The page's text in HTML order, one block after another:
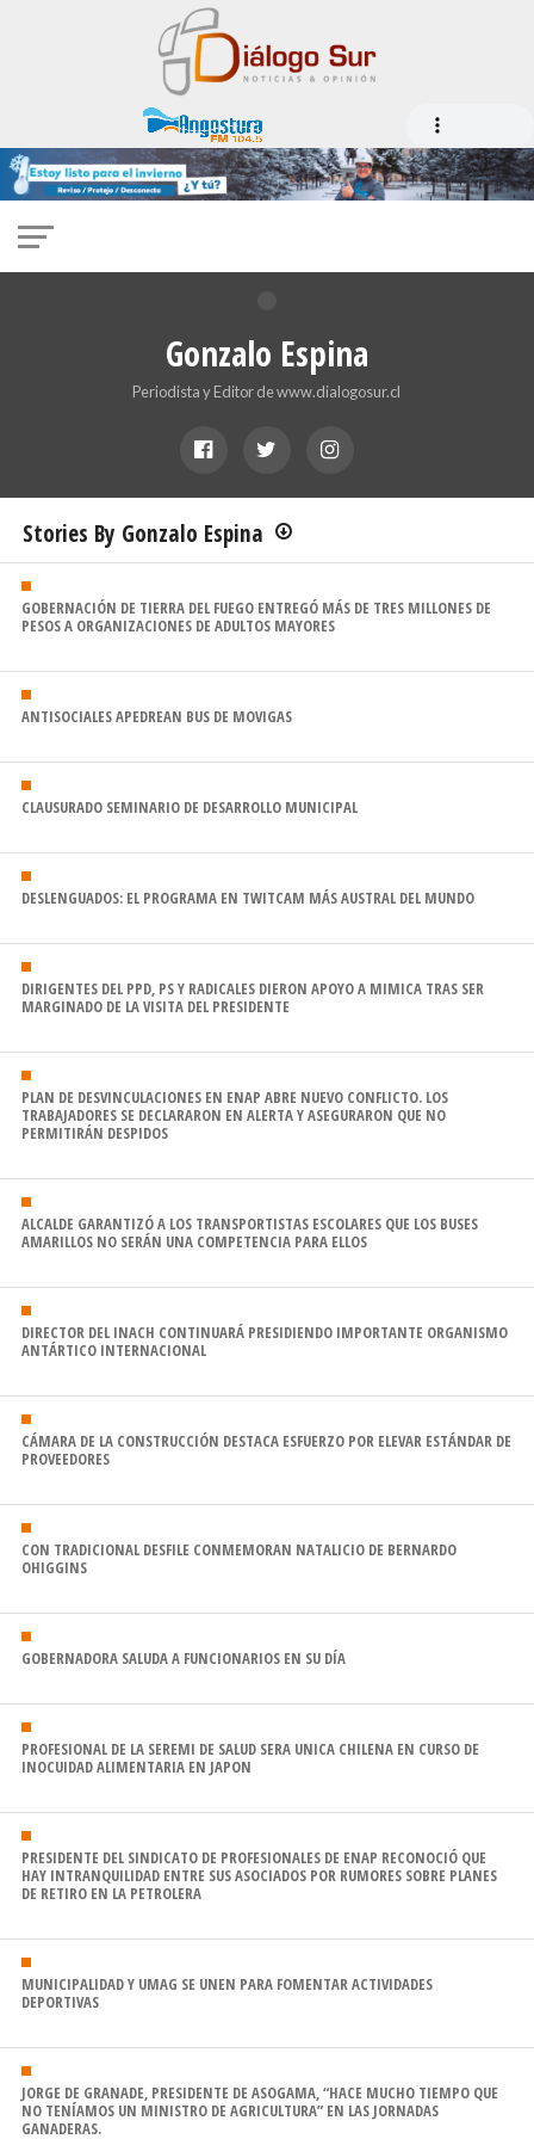
Gonzalo Espina
Periodista y Editor de www.dialogosur.cl
Stories By Gonzalo Espina
GOBERNACIÓN DE TIERRA DEL FUEGO ENTREGÓ MÁS DE TRES MILLONES DE
PESOS A ORGANIZACIONES DE ADULTOS MAYORES
ANTISOCIALES APEDREAN BUS DE MOVIGAS
CLAUSURADO SEMINARIO DE DESARROLLO MUNICIPAL
DESLENGUADOS: EL PROGRAMA EN TWITCAM MÁS AUSTRAL DEL MUNDO
DIRIGENTES DEL PPD, PS Y RADICALES DIERON APOYO A MIMICA TRAS SER
MARGINADO DE LA VISITA DEL PRESIDENTE
PLAN DE DESVINCULACIONES EN ENAP ABRE NUEVO CONFLICTO. LOS
TRABAJADORES SE DECLARARON EN ALERTA Y ASEGURARON QUE NO
PERMITIRÁN DESPIDOS
ALCALDE GARANTIZÓ A LOS TRANSPORTISTAS ESCOLARES QUE LOS BUSES
AMARILLOS NO SERÁN UNA COMPETENCIA PARA ELLOS
DIRECTOR DEL INACH CONTINUARÁ PRESIDIENDO IMPORTANTE ORGANISMO
ANTÁRTICO INTERNACIONAL
CÁMARA DE LA CONSTRUCCIÓN DESTACA ESFUERZO POR ELEVAR ESTÁNDAR DE
PROVEEDORES
CON TRADICIONAL DESFILE CONMEMORAN NATALICIO DE BERNARDO
OHIGGINS
GOBERNADORA SALUDA A FUNCIONARIOS EN SU DÍA
PROFESIONAL DE LA SEREMI DE SALUD SERA UNICA CHILENA EN CURSO DE
INOCUIDAD ALIMENTARIA EN JAPON
PRESIDENTE DEL SINDICATO DE PROFESIONALES DE ENAP RECONOCIÓ QUE
HAY INTRANQUILIDAD ENTRE SUS ASOCIADOS POR RUMORES SOBRE PLANES
DE RETIRO EN LA PETROLERA
MUNICIPALIDAD Y UMAG SE UNEN PARA FOMENTAR ACTIVIDADES
DEPORTIVAS
JORGE DE GRANADE, PRESIDENTE DE ASOGAMA, “HACE MUCHO TIEMPO QUE
NO TENÍAMOS UN MINISTRO DE AGRICULTURA” EN LAS JORNADAS
GANADERAS.